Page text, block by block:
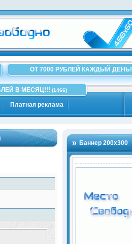
ОТ 7000 РУБЛЕЙ КАЖДЫЙ ДЕНЬ!
В МЕСЯЦ!!! (1466)
Платная реклама
Баннер 200х300